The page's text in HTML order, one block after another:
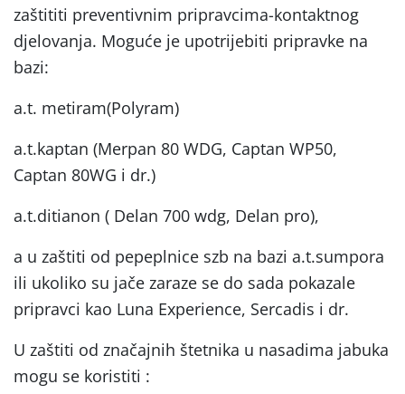
zaštititi preventivnim pripravcima-kontaktnog
djelovanja. Moguće je upotrijebiti pripravke na
bazi:
a.t. metiram(Polyram)
a.t.kaptan (Merpan 80 WDG, Captan WP50,
Captan 80WG i dr.)
a.t.ditianon ( Delan 700 wdg, Delan pro),
a u zaštiti od pepeplnice szb na bazi a.t.sumpora
ili ukoliko su jače zaraze se do sada pokazale
pripravci kao Luna Experience, Sercadis i dr.
U zaštiti od značajnih štetnika u nasadima jabuka
mogu se koristiti :